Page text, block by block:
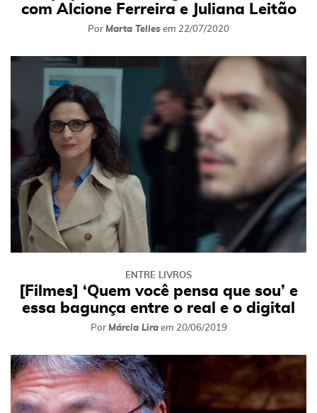
com Alcione Ferreira e Juliana Leitão
Por Marta Telles em 22/07/2020
ENTRE LIVROS
[Filmes] ‘Quem você pensa que sou’ e
essa bagunça entre o real e o digital
Por Márcia Liraem 20/06/2019